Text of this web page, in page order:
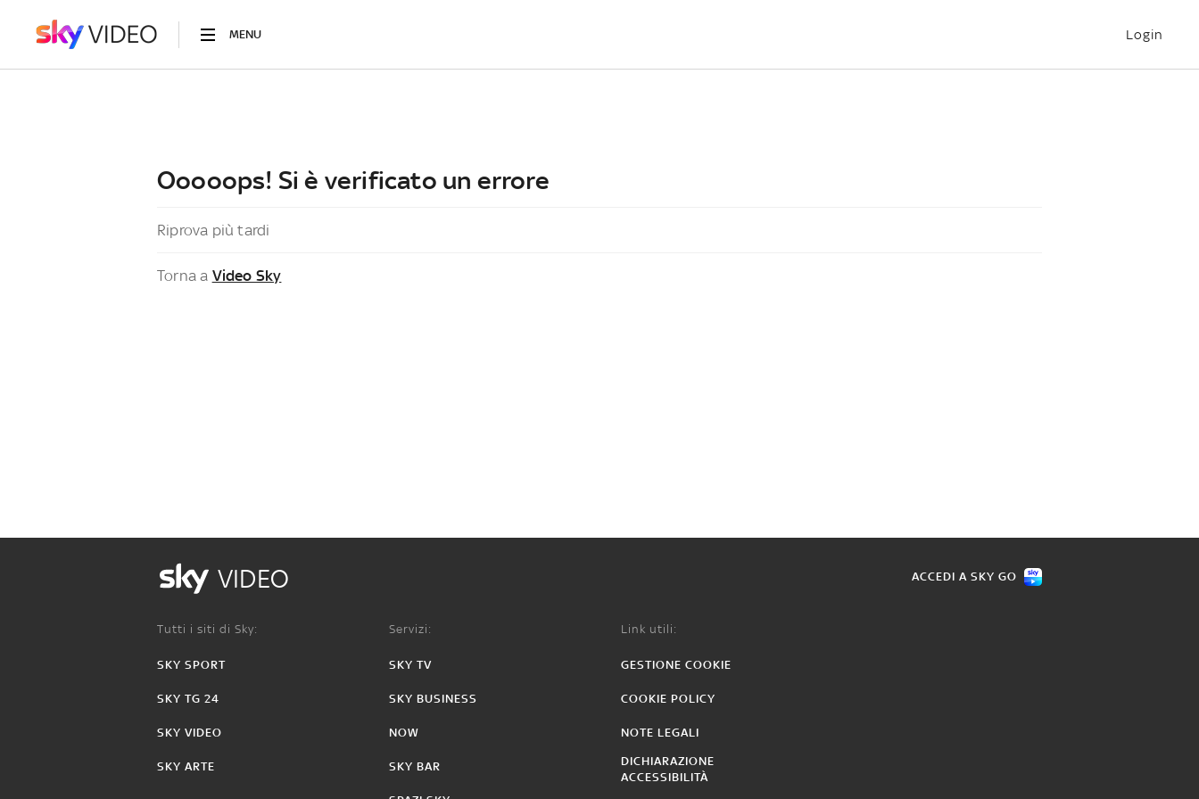
MENU Login
Ooooops! Si è verificato un errore
Riprova più tardi
Torna a Video Sky
VIDEO ACCEDI A SKY GO
Tutti i siti di Sky:
SKY SPORT
SKY TG 24
SKY VIDEO
SKY ARTE
Servizi:
SKY TV
SKY BUSINESS
NOW
SKY BAR
Link utili:
GESTIONE COOKIE
COOKIE POLICY
NOTE LEGALI
DICHIARAZIONE
ACCESSIBILITÀ